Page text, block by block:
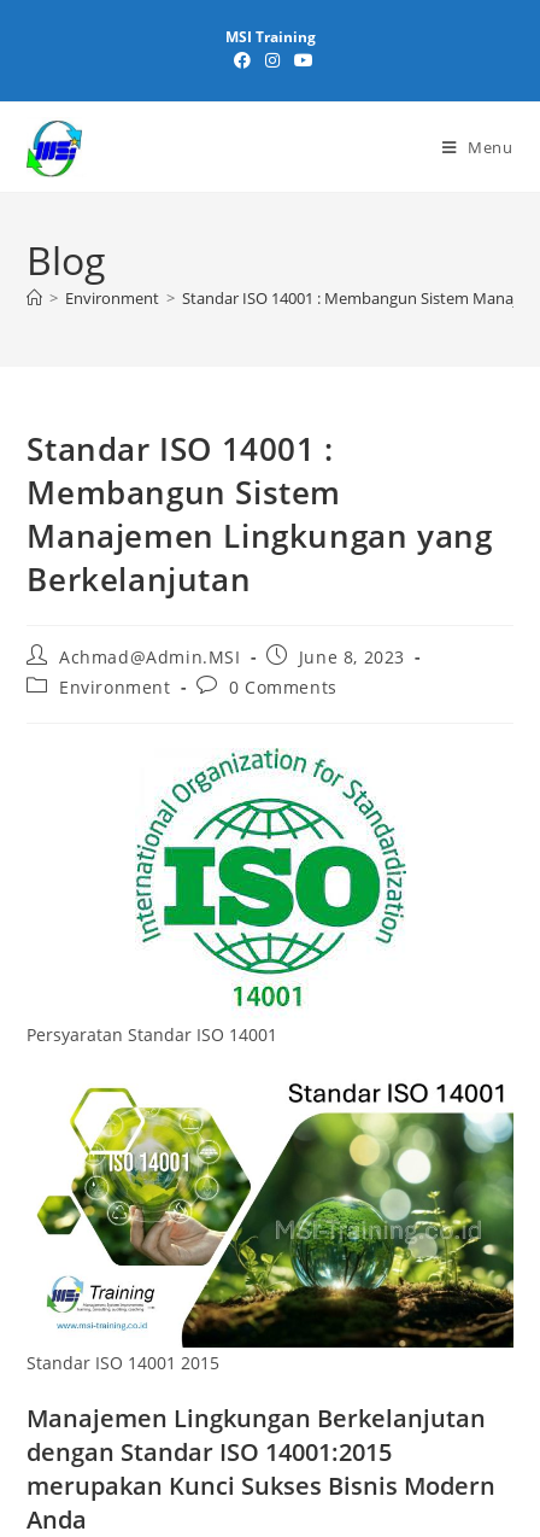
MSI Training
Menu
Blog
> Environment > Standar ISO 14001 : Membangun Sistem
Standar ISO 14001 :
Membangun Sistem
Manajemen Lingkungan yang
Berkelanjutan
Achmad@Admin.MSI
June 8, 2023
Environment
0 Comments
Persyaratan Standar ISO 14001
Standar ISO 14001 2015
Manajemen Lingkungan Berkelanjutan
dengan Standar ISO 14001:2015
merupakan Kunci Sukses Bisnis Modern
Anda